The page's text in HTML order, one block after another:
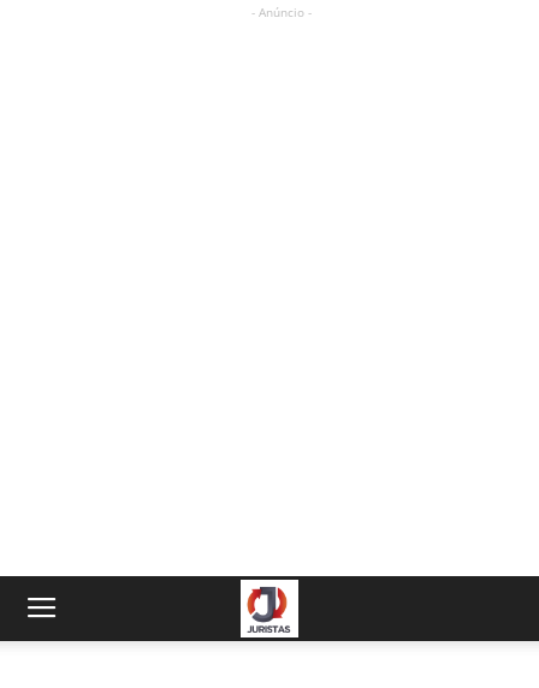
- Anúncio -